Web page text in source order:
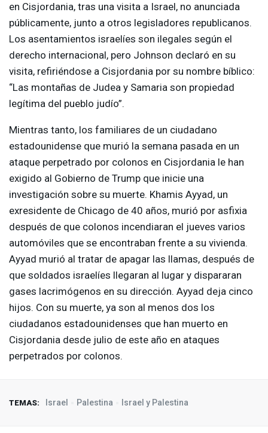
en Cisjordania, tras una visita a Israel, no anunciada
públicamente, junto a otros legisladores republicanos.
Los asentamientos israelíes son ilegales según el
derecho internacional, pero Johnson declaró en su
visita, refiriéndose a Cisjordania por su nombre bíblico:
“Las montañas de Judea y Samaria son propiedad
legítima del pueblo judío”.
Mientras tanto, los familiares de un ciudadano
estadounidense que murió la semana pasada en un
ataque perpetrado por colonos en Cisjordania le han
exigido al Gobierno de Trump que inicie una
investigación sobre su muerte. Khamis Ayyad, un
exresidente de Chicago de 40 años, murió por asfixia
después de que colonos incendiaran el jueves varios
automóviles que se encontraban frente a su vivienda.
Ayyad murió al tratar de apagar las llamas, después de
que soldados israelíes llegaran al lugar y dispararan
gases lacrimógenos en su dirección. Ayyad deja cinco
hijos. Con su muerte, ya son al menos dos los
ciudadanos estadounidenses que han muerto en
Cisjordania desde julio de este año en ataques
perpetrados por colonos.
TEMAS: Israel Palestina Israel y Palestina